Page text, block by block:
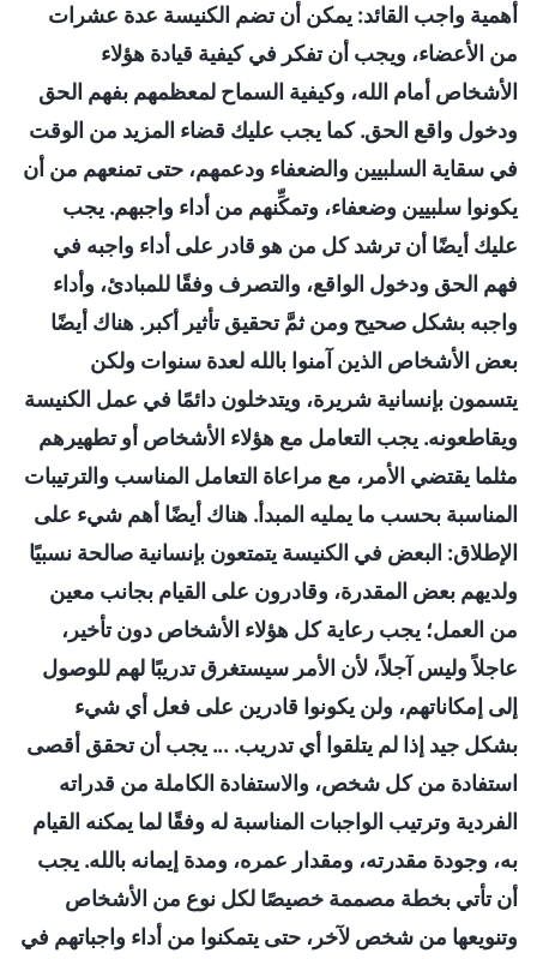
أهمية واجب القائد: يمكن أن تضم الكنيسة عدة عشرات
من الأعضاء، ويجب أن تفكر في كيفية قيادة هؤلاء
الأشخاص أمام الله، وكيفية السماح لمعظمهم بفهم الحق
ودخول واقع الحق. كما يجب عليك قضاء المزيد من الوقت
في سقاية السلبيين والضعفاء ودعمهم، حتى تمنعهم من أن
يكونوا سلبيين وضعفاء، وتمكِّنهم من أداء واجبهم. يجب
عليك أيضًا أن ترشد كل من هو قادر على أداء واجبه في
فهم الحق ودخول الواقع، والتصرف وفقًا للمبادئ، وأداء
واجبه بشكل صحيح ومن ثمَّ تحقيق تأثير أكبر. هناك أيضًا
بعض الأشخاص الذين آمنوا بالله لعدة سنوات ولكن
يتسمون بإنسانية شريرة، ويتدخلون دائمًا في عمل الكنيسة
ويقاطعونه. يجب التعامل مع هؤلاء الأشخاص أو تطهيرهم
مثلما يقتضي الأمر، مع مراعاة التعامل المناسب والترتيبات
المناسبة بحسب ما يمليه المبدأ. هناك أيضًا أهم شيء على
الإطلاق: البعض في الكنيسة يتمتعون بإنسانية صالحة نسبيًا
ولديهم بعض المقدرة، وقادرون على القيام بجانب معين
من العمل؛ يجب رعاية كل هؤلاء الأشخاص دون تأخير،
عاجلاً وليس آجلاً، لأن الأمر سيستغرق تدريبًا لهم للوصول
إلى إمكاناتهم، ولن يكونوا قادرين على فعل أي شيء
بشكل جيد إذا لم يتلقوا أي تدريب. ... يجب أن تحقق أقصى
استفادة من كل شخص، والاستفادة الكاملة من قدراته
الفردية وترتيب الواجبات المناسبة له وفقًا لما يمكنه القيام
به، وجودة مقدرته، ومقدار عمره، ومدة إيمانه بالله. يجب
أن تأتي بخطة مصممة خصيصًا لكل نوع من الأشخاص
وتنويعها من شخص لآخر، حتى يتمكنوا من أداء واجباتهم في